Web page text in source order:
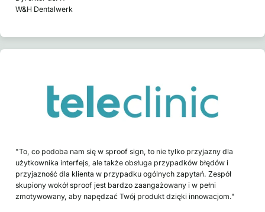
W&H Dentalwerk
"To, co podoba nam się w sproof sign, to nie tylko przyjazny dla
użytkownika interfejs, ale także obsługa przypadków błędów i
przyjazność dla klienta w przypadku ogólnych zapytań. Zespół
skupiony wokół sproof jest bardzo zaangażowany i w pełni
zmotywowany, aby napędzać Twój produkt dzięki innowacjom."